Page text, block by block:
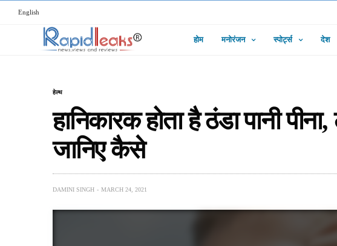
English
होम मनोरंजन स्पोर्ट्स देश
हेल्थ
हानिकारक होता है ठंडा पानी
जानिए कैसे
DAMINI SINGH MARCH 24, 2021